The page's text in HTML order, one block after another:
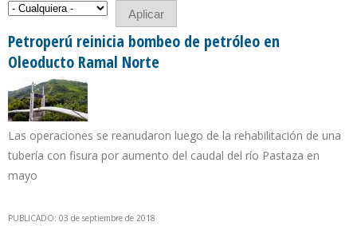
Petroperú reinicia bombeo de petróleo en
Oleoducto Ramal Norte
Las operaciones se reanudaron luego de la rehabilitación de una
tubería con fisura por aumento del caudal del río Pastaza en
mayo
PUBLICADO: 03 de septiembre de 2018